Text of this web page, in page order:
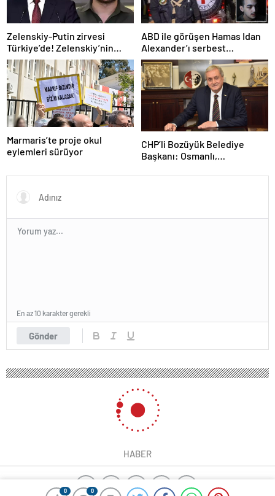
0 0
Zelenskiy-Putin zirvesi
Türkiye’de! Zelenskiy’nin
çağrısı dünya basınında
ABD ile görüşen Hamas Idan
Alexander’ı serbest
bırakacak! Türkiye’ye
teşekkür…
Marmaris’te proje okul
eylemleri sürüyor
CHP’li Bozüyük Belediye
Başkanı: Osmanlı,
sattı
Gönder
En az 10 karakter gerekli
HABER